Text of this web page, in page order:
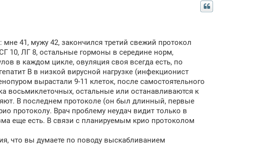
41, мужу 42, закончился третий свежий протокол
10, ЛГ 8, остальные гормоны в середине норм,
в каждом цикле, овуляция своя всегда есть, по
В в низкой вирусной нагрузке (инфекционист
вырастали 9-11 клеток, после самостоятельного
восьмиклеточных, остальные или останавливаются к
В последнем протоколе (он был длинный, первые
протоколу. Врач проблему неудач видит только в
еще есть. В связи с планируемым крио протоколом
что вы думаете по поводу выскабливанием